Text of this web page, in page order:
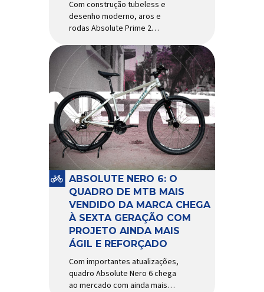
Com construção tubeless e
desenho moderno, aros e
rodas Absolute Prime 2
diversas melhorias No
mercado brasileiro há alguns
anos, os aros e as rodas
Absolute Prime chegaram
como uma opção para pilotos
de cross country e trail em
busca de alto desempenho e
preço realmente competitivo.
Para isso, a marca […]
ABSOLUTE NERO 6: O
QUADRO DE MTB MAIS
VENDIDO DA MARCA CHEGA
À SEXTA GERAÇÃO COM
PROJETO AINDA MAIS
ÁGIL E REFORÇADO
Com importantes atualizações,
quadro Absolute Nero 6 chega
ao mercado com ainda mais